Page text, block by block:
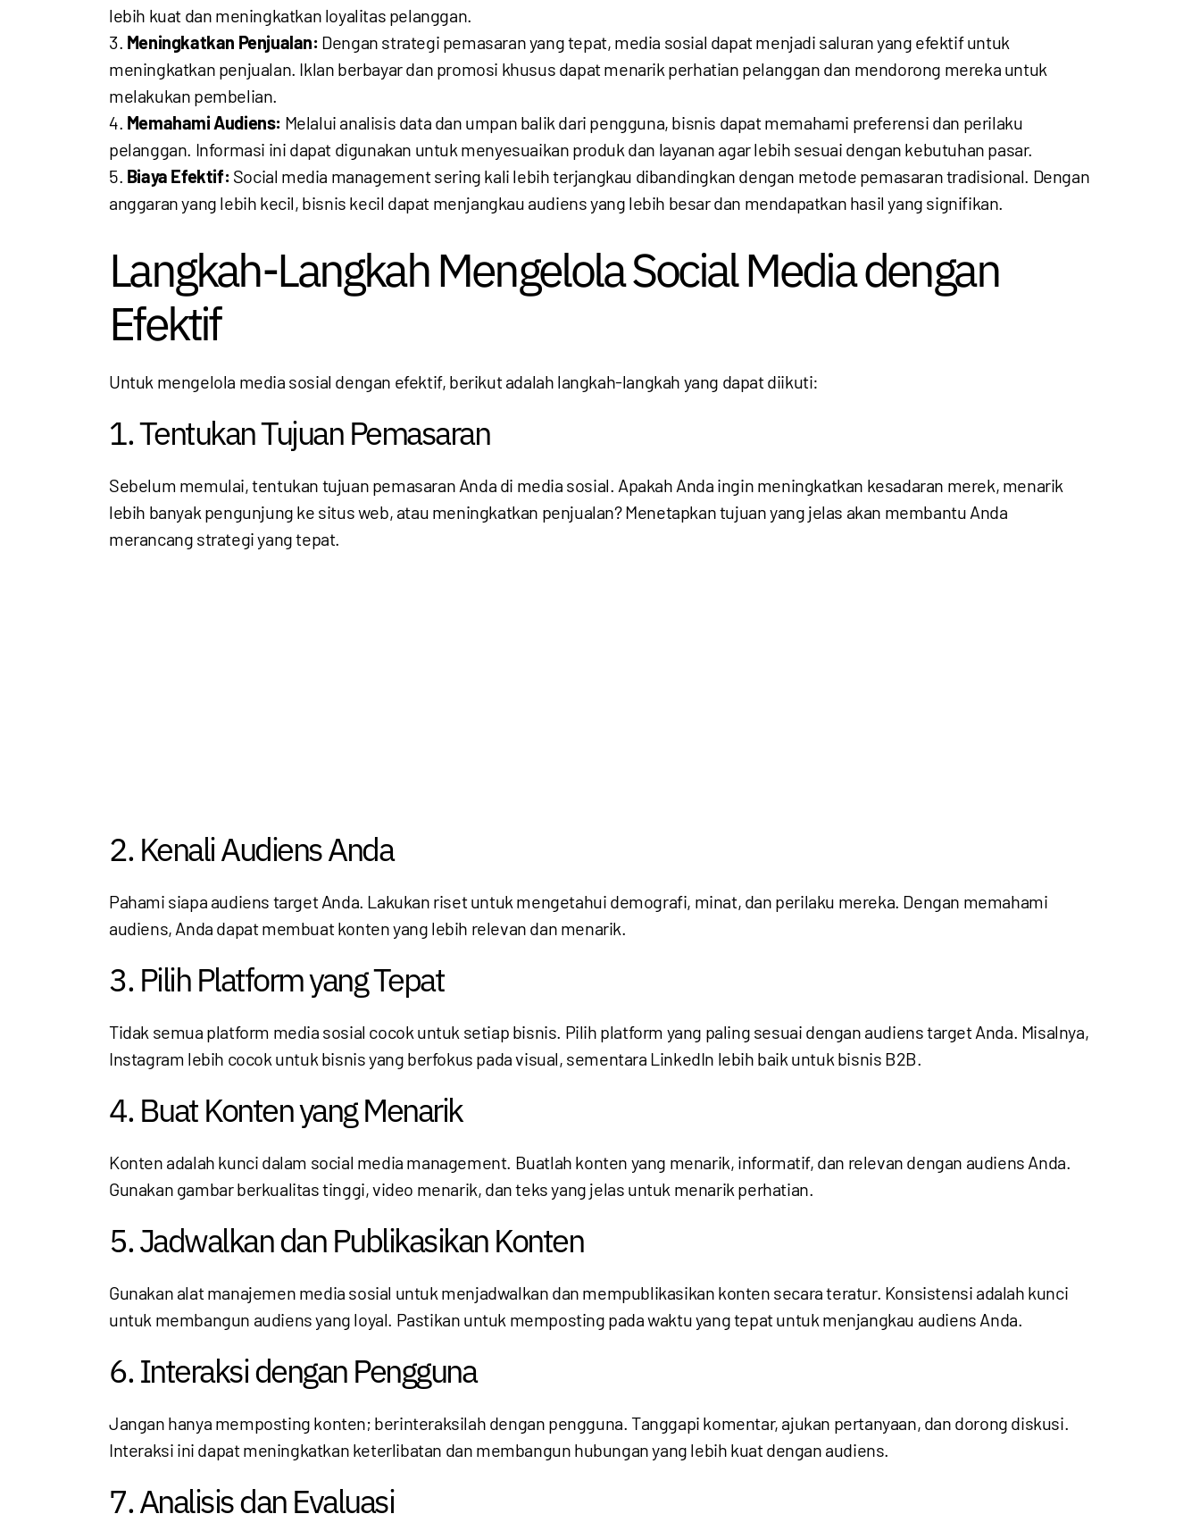
lebih kuat dan meningkatkan loyalitas pelanggan.
Meningkatkan Penjualan: Dengan strategi pemasaran yang tepat, media sosial dapat menjadi saluran yang efektif untuk
meningkatkan penjualan. Iklan berbayar dan promosi khusus dapat menarik perhatian pelanggan dan mendorong mereka untuk
melakukan pembelian.
Memahami Audiens: Melalui analisis data dan umpan balik dari pengguna, bisnis dapat memahami preferensi dan perilaku
pelanggan. Informasi ini dapat digunakan untuk menyesuaikan produk dan layanan agar lebih sesuai dengan kebutuhan pasar.
Biaya Efektif: Social media management sering kali lebih terjangkau dibandingkan dengan metode pemasaran tradisional. Dengan
anggaran yang lebih kecil, bisnis kecil dapat menjangkau audiens yang lebih besar dan mendapatkan hasil yang signifikan.
Langkah-Langkah Mengelola Social Media dengan
Efektif
Untuk mengelola media sosial dengan efektif, berikut adalah langkah-langkah yang dapat diikuti:
1. Tentukan Tujuan Pemasaran
Sebelum memulai, tentukan tujuan pemasaran Anda di media sosial. Apakah Anda ingin meningkatkan kesadaran merek, menarik
lebih banyak pengunjung ke situs web, atau meningkatkan penjualan? Menetapkan tujuan yang jelas akan membantu Anda
merancang strategi yang tepat.
2. Kenali Audiens Anda
Pahami siapa audiens target Anda. Lakukan riset untuk mengetahui demografi, minat, dan perilaku mereka. Dengan memahami
audiens, Anda dapat membuat konten yang lebih relevan dan menarik.
3. Pilih Platform yang Tepat
Tidak semua platform media sosial cocok untuk setiap bisnis. Pilih platform yang paling sesuai dengan audiens target Anda. Misalnya,
Instagram lebih cocok untuk bisnis yang berfokus pada visual, sementara LinkedIn lebih baik untuk bisnis B2B.
4. Buat Konten yang Menarik
Konten adalah kunci dalam social media management. Buatlah konten yang menarik, informatif, dan relevan dengan audiens Anda.
Gunakan gambar berkualitas tinggi, video menarik, dan teks yang jelas untuk menarik perhatian.
5. Jadwalkan dan Publikasikan Konten
Gunakan alat manajemen media sosial untuk menjadwalkan dan mempublikasikan konten secara teratur. Konsistensi adalah kunci
untuk membangun audiens yang loyal. Pastikan untuk memposting pada waktu yang tepat untuk menjangkau audiens Anda.
6. Interaksi dengan Pengguna
Jangan hanya memposting konten; berinteraksilah dengan pengguna. Tanggapi komentar, ajukan pertanyaan, dan dorong diskusi.
Interaksi ini dapat meningkatkan keterlibatan dan membangun hubungan yang lebih kuat dengan audiens.
7. Analisis dan Evaluasi